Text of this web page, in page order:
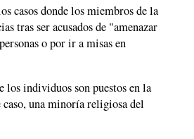
casos donde los miembros de la
tras ser acusados de "amenazar
o por ir a misas en
los individuos son puestos en la
caso, una minoría religiosa del